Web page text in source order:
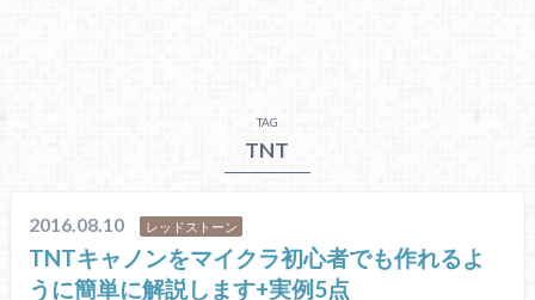
TAG
TNT
2016.08.10 レッドストーン
TNTキャノンをマイクラ初心者でも作れるよ
うに簡単に解説します+実例5点